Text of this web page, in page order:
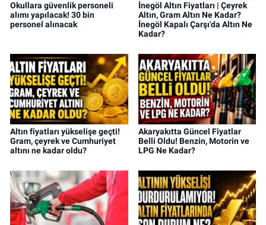
Okullara güvenlik personeli
alımı yapılacak! 30 bin
personel alınacak
İnegöl Altın Fiyatları | Çeyrek
Altın, Gram Altın Ne Kadar?
İnegöl Kapalı Çarşı'da Altın Ne
Kadar?
Altın fiyatları yükselişe geçti!
Gram, çeyrek ve Cumhuriyet
altını ne kadar oldu?
Akaryakıtta Güncel Fiyatlar
Belli Oldu! Benzin, Motorin ve
LPG Ne Kadar?